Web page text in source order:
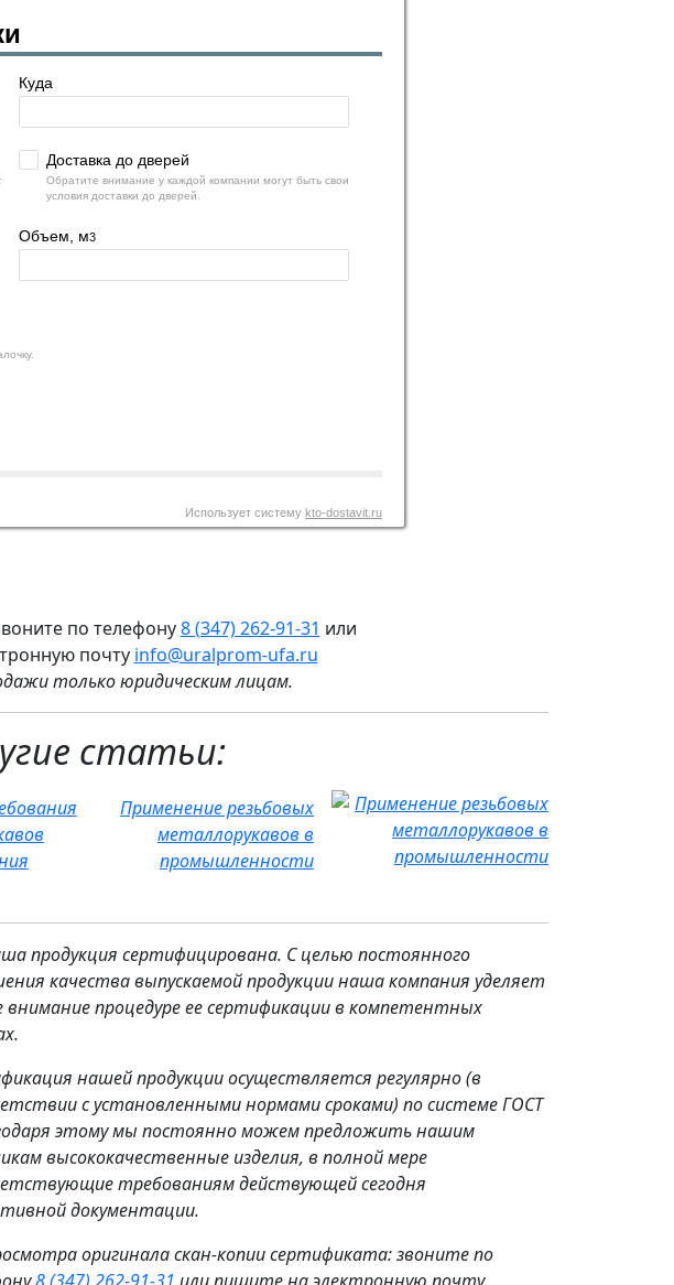
Куда
Доставка до дверей
Обратите внимание у каждой компании могут быть свои
условия доставки до дверей.
Объем, м3
Использует систему kto-dostavit.ru
по телефону8 (347) 262‑91‑31 или
почту info@uralprom-ufa.ru
только юридическим лицам.
статьи:
Применение резьбовых
металлорукавов в
промышленности
продукция сертифицирована. С целью постоянного
качества выпускаемой продукции наша компания уделяет
внимание процедуре ее сертификации в компетентных
нашей продукции осуществляется регулярно (в
с установленными нормами сроками) по системе ГОСТ
этому мы постоянно можем предложить нашим
высококачественные изделия, в полной мере
требованиям действующей сегодня
документации.
оригинала скан-копии сертификата: звоните по